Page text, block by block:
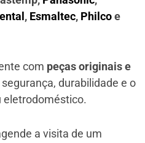
, Esmaltec, Philcoe
com peças originais e
durabilidade e o
eletrodoméstico.
a visita de um